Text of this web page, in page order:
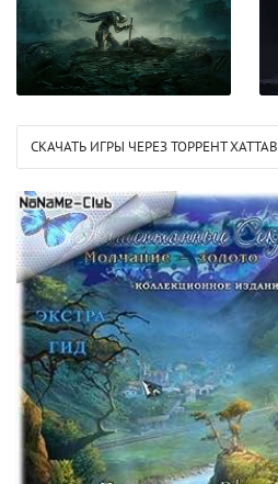
СКАЧАТЬ ИГРЫ ЧЕРЕЗ ТОРРЕНТ XATTAB